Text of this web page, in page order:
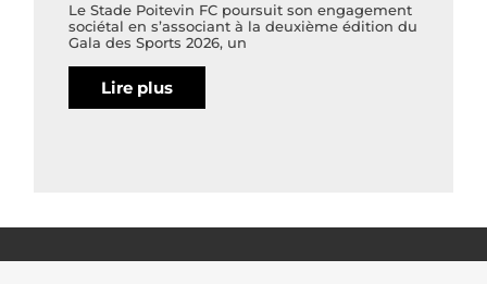
Le Stade Poitevin FC poursuit son engagement
sociétal en s’associant à la deuxième édition du
Gala des Sports 2026, un
Lire plus